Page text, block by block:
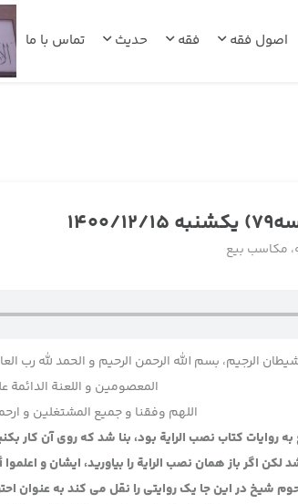
اصول فقه فقه حدیث تماس با ما
15
، مکاسب بیع
الرجیم، بسم الله الرحمن الرحیم و الحمد لله رب
المعصومین و اللعنة الدائمة
اللهم وفقنا و جمیع المشتغلین و
به روایات کتاب نصب الرایة بود، بنا شد که روی آن
لکن اگر باز همان نصب الرایة را بیاورید، ایشان و
شیخ در این جا یک روایتی را نقل می کند به عنوان